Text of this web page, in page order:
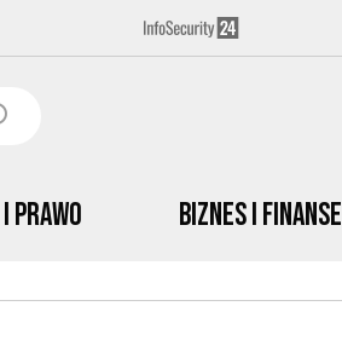
prawo Biznes i Finanse